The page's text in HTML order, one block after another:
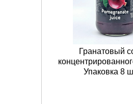
Гранатовый
Упаковка 8